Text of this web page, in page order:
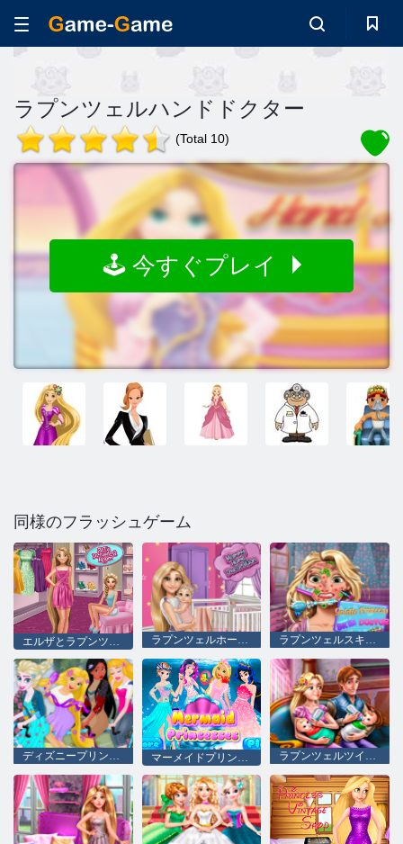
ラプンツェルハンドドクター
(Total 10)
🕹️ 今すぐプレイ
同様のフラッシュゲーム
エルザとラプンツェルドレッシングルーム ラプンツェルホームデコレーションをママ ラプンツェルスキンドクター
ディズニープリンセスタンデム ラプンツェルツインズファミリーデイ